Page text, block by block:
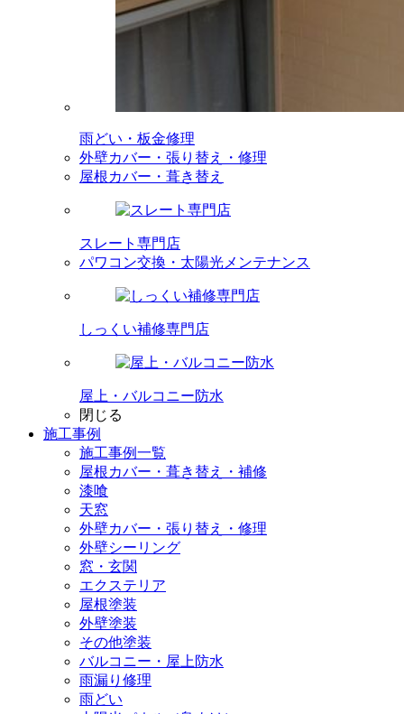
雨どい・板金修理
外壁カバー・張り替え・修理
屋根カバー・葺き替え
スレート専門店
パワコン交換・太陽光メンテナンス
しっくい補修専門店
屋上・バルコニー防水
閉じる
施工事例
施工事例一覧
屋根カバー・葺き替え・補修
漆喰
天窓
外壁カバー・張り替え・修理
外壁シーリング
窓・玄関
エクステリア
屋根塗装
外壁塗装
その他塗装
バルコニー・屋上防水
雨漏り修理
雨どい